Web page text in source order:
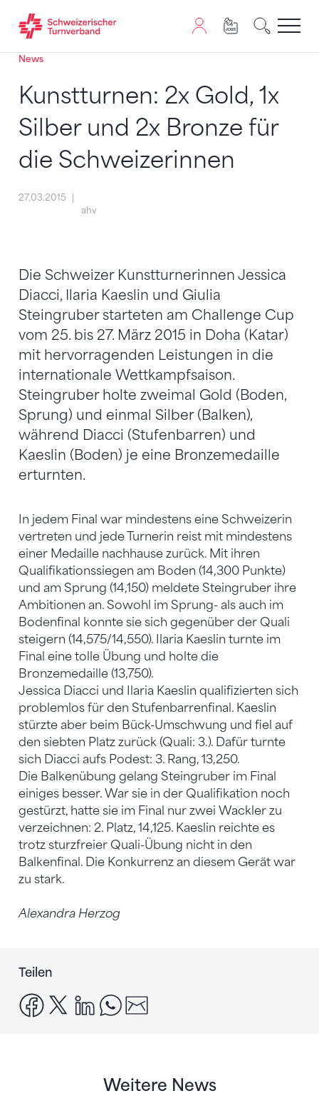
Zum Inhalt springen
Zur Sitemap navigieren
Zum Navigieren dieser Seite wird JavaScript benötigt.
News
Kunstturnen: 2x Gold, 1x
Silber und 2x Bronze für
die Schweizerinnen
27.03.2015
ahv
Die Schweizer Kunstturnerinnen Jessica
Diacci, Ilaria Kaeslin und Giulia
Steingruber starteten am Challenge Cup
vom 25. bis 27. März 2015 in Doha (Katar)
mit hervorragenden Leistungen in die
internationale Wettkampfsaison.
Steingruber holte zweimal Gold (Boden,
Sprung) und einmal Silber (Balken),
während Diacci (Stufenbarren) und
Kaeslin (Boden) je eine Bronzemedaille
erturnten.
In jedem Final war mindestens eine Schweizerin
vertreten und jede Turnerin reist mit mindestens
einer Medaille nachhause zurück. Mit ihren
Qualifikationssiegen am Boden (14,300 Punkte)
und am Sprung (14,150) meldete Steingruber ihre
Ambitionen an. Sowohl im Sprung- als auch im
Bodenfinal konnte sie sich gegenüber der Quali
steigern (14,575/14,550). Ilaria Kaeslin turnte im
Final eine tolle Übung und holte die
Bronzemedaille (13,750).
Jessica Diacci und Ilaria Kaeslin qualifizierten sich
problemlos für den Stufenbarrenfinal. Kaeslin
stürzte aber beim Bück-Umschwung und fiel auf
den siebten Platz zurück (Quali: 3.). Dafür turnte
sich Diacci aufs Podest: 3. Rang, 13,250.
Die Balkenübung gelang Steingruber im Final
einiges besser. War sie in der Qualifikation noch
gestürzt, hatte sie im Final nur zwei Wackler zu
verzeichnen: 2. Platz, 14,125. Kaeslin reichte es
trotz sturzfreier Quali-Übung nicht in den
Balkenfinal. Die Konkurrenz an diesem Gerät war
zu stark.
Alexandra Herzog
Teilen
facebook
x linkedinwhatsapp
Weitere News